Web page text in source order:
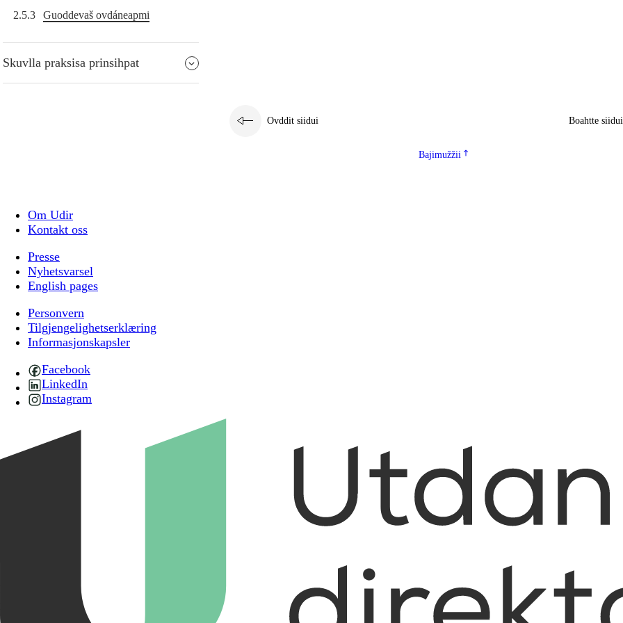
2.5.3 Guoddevaš ovdáneapmi
Skuvlla praksisa prinsihpat
Ovddit siidui Boahtte siidui
Bajimužžii
Om Udir
Kontakt oss
Presse
Nyhetsvarsel
English pages
Personvern
Tilgjengelighetserklæring
Informasjonskapsler
Facebook
LinkedIn
Instagram